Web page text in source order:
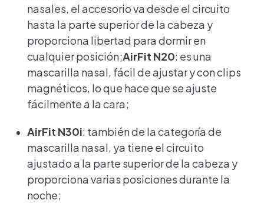
nasales, el accesorio va desde el circuito
hasta la parte superior de la cabeza y
proporciona libertad para dormir en
cualquier posición;AirFit N20: es una
mascarilla nasal, fácil de ajustar y con clips
magnéticos, lo que hace que se ajuste
fácilmente a la cara;
AirFit N30i: también de la categoría de
mascarilla nasal, ya tiene el circuito
ajustado a la parte superior de la cabeza y
proporciona varias posiciones durante la
noche;